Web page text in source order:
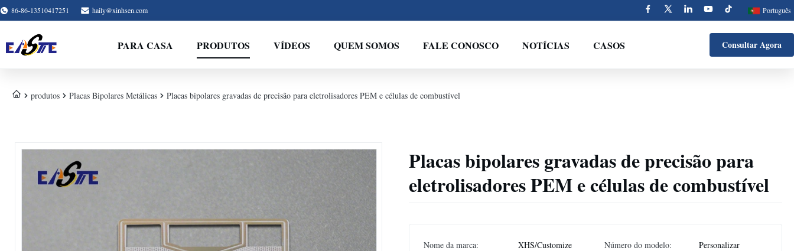
86-86-13510417251 haily@xinhsen.com Português
PARA CASA PRODUTOS VÍDEOS QUEM SOMOS FALE CONOSCO NOTÍCIAS CASOS Consultar Agora
produtos Placas Bipolares Metálicas Placas bipolares gravadas de precisão para eletrolisadores PEM e células de combustível
Placas bipolares gravadas de precisão para
eletrolisadores PEM e células de combustível
Nome da marca: XHS/Customize Número do modelo: Personalizar